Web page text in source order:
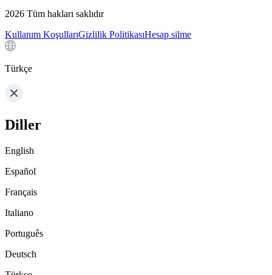
2026 Tüm hakları saklıdır
Kullanım KoşullarıGizlilik PolitikasıHesap silme
Türkçe
Diller
English
Español
Français
Italiano
Português
Deutsch